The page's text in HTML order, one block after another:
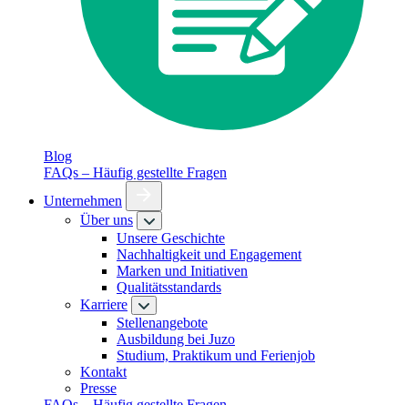
Blog
FAQs – Häufig gestellte Fragen
Unternehmen
Über uns
Unsere Geschichte
Nachhaltigkeit und Engagement
Marken und Initiativen
Qualitätsstandards
Karriere
Stellenangebote
Ausbildung bei Juzo
Studium, Praktikum und Ferienjob
Kontakt
Presse